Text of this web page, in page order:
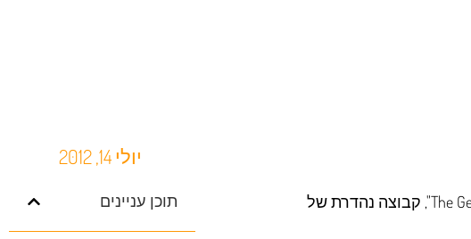
יולי 14, 2012
תוכן עניינים
", קרלוס, גיטריסט מעולה, ארגן טיול לישראל עבור "The German Friends of the Israeli Opera", קבוצה נהדרת של